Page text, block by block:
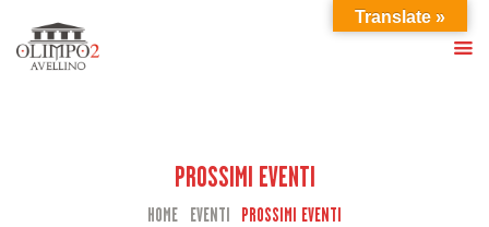
PROSSIMI EVENTI
HOME EVENTI PROSSIMI EVENTI
Translate »